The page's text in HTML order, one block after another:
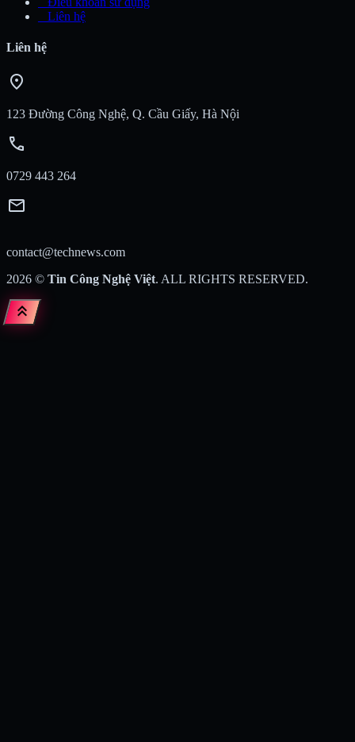
Liên hệ
Liên hệ
location_on
123 Đường Công Nghệ, Q. Cầu Giấy, Hà Nội
call
0729 443 264
mail
contact@technews.com
2026 © Tin Công Nghệ Việt. ALL RIGHTS RESERVED.
keyboard_double_arrow_up